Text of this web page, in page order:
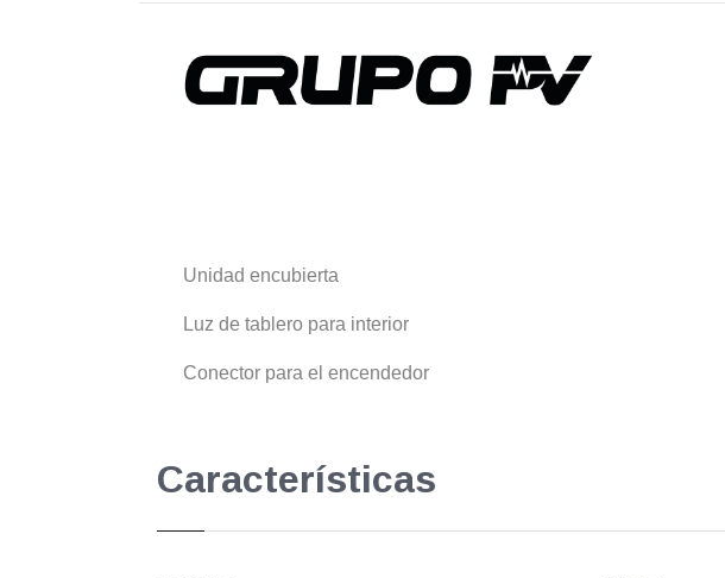
Unidad encubierta
Luz de tablero para interior
Conector para el encendedor
Características